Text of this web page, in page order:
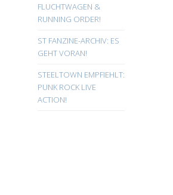
FLUCHTWAGEN &
RUNNING ORDER!
ST FANZINE-ARCHIV: ES
GEHT VORAN!
STEELTOWN EMPFIEHLT:
PUNK ROCK LIVE
ACTION!